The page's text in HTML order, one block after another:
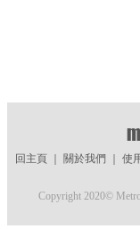
回主頁｜ 關於我們 使
Copyright 2020©